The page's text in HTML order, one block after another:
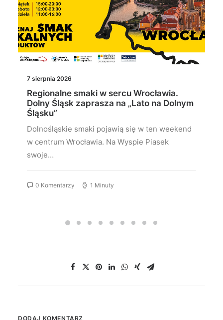
7 sierpnia 2026
Regionalne smaki w sercu Wrocławia.
Dolny Śląsk zaprasza na „Lato na Dolnym
Śląsku”
Dolnośląskie smaki pojawią się w ten weekend
w centrum Wrocławia. Na Wyspie Piasek
swoje…
0 Komentarzy 1 Minuty
DODAJ KOMENTARZ